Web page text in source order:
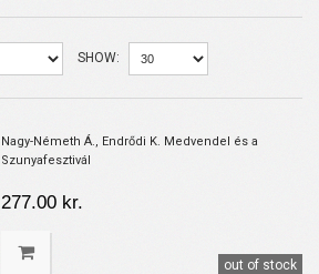
SHOW:
Nagy-Németh Á., Endrődi K. Medvendel és a
Szunyafesztivál
277.00 kr.
out of stock